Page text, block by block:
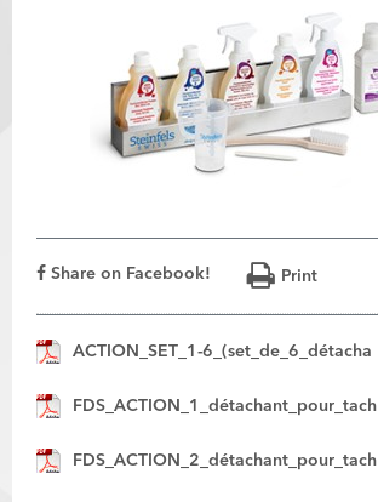
Share on Facebook! Print
ACTION_SET_1-6_(set_de_6_détacha
FDS_ACTION_1_détachant_pour_tach
FDS_ACTION_2_détachant_pour_tach